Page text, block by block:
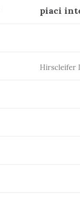
piaci
Hirscleifer